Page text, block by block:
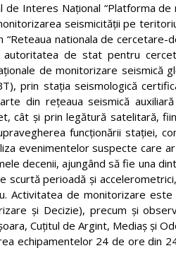
de Interes Naţional “Platforma
seismicității pe
“Reteaua nationala de
autoritatea de stat pentru
de monitorizare seismică
prin stația seismologică
din rețeaua seismică
cât și prin legătură satelitară,
funcționării stației,
evenimentelor suspecte care
decenii, ajungând să fie una
scurtă perioadă și
Activitatea de monitorizare
și Decizie), precum și
Cuțitul de Argint, Mediaș și
echipamentelor 24 de ore din